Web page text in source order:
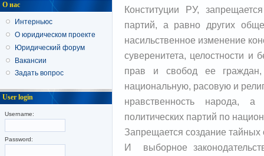
Конституции РУ,
партий, а равно других
насильственное изменение
суверенитета, целостности и
прав и свобод ее граждан,
национальную, расовую и
нравственность народа, а
политических партий по
Запрещается создание
И выборное
О нас
Интерньюс
О юридическом проекте
Юридический форум
Вакансии
Задать вопрос
User login
Username:
Password: